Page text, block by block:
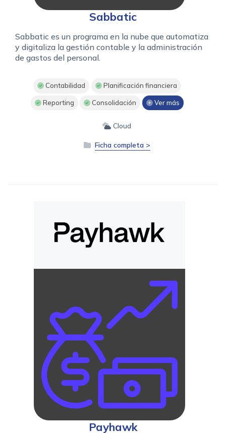
Sabbatic
Sabbatic es un programa en la nube que automatiza
y digitaliza la gestión contable y la administración
de gastos del personal.
Contabilidad Planificación financiera
Reporting Consolidación Ver más
Cloud
Ficha completa >
Payhawk